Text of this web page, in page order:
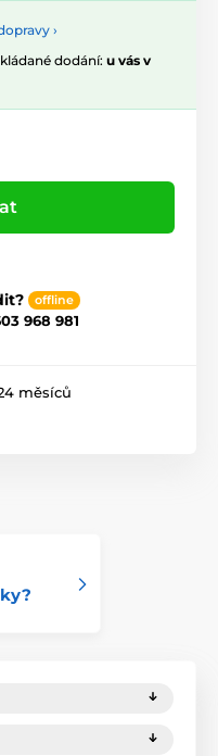
›
dodání: u vás v
offline
968 981
měsíců